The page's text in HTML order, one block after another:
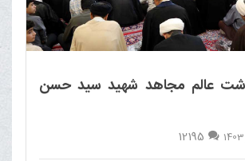
عالم مجاهد شهید سید حسن
12195